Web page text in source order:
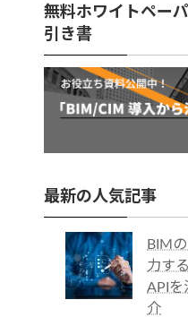
無料ホワイトペー
引き書
最新の人気記事
BIM
力す
APIを
介